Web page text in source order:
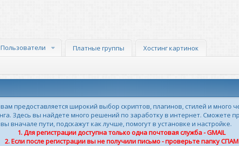
Пользователи Платные группы Хостинг картинок
предоставляется широкий выбор скриптов, плагинов, стилей и много
Здесь вы найдете много решений по заработку в интернет. Сможете
вначале пути, подскажут как лучше, помогут в установке и настройке.
1. Для регистрации доступна только одна почтовая служба - GMAIL
2. Если после регистрации вы не получили письмо - проверьте папку СПАМ